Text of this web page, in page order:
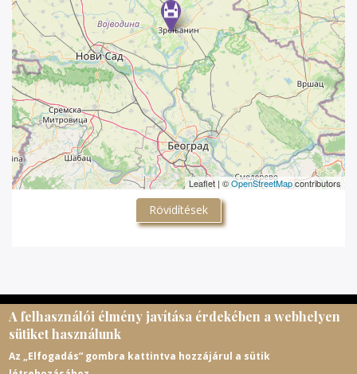
Leaflet | ©OpenStreetMapcontributors
Rövidítések
© Magyar Egyházi Levéltárosok Egyesülete, 2026.
A felhasználói élmény javítása érdekében a webhelyen
sütiket használunk
Az „Elfogadás” gombra kattintva hozzájárul a sütik